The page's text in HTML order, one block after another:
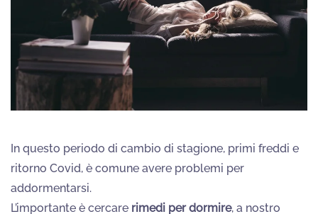
In questo periodo di cambio di stagione, primi freddi e
ritorno Covid, è comune avere problemi per
addormentarsi.
L’importante è cercare rimedi per dormire, a nostro